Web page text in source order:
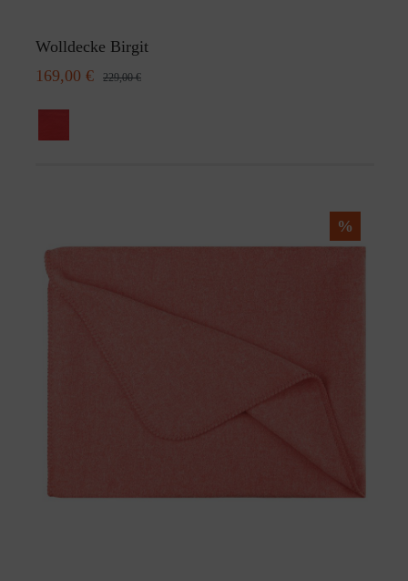
Wolldecke Birgit
169,00 €
229,00 €
%